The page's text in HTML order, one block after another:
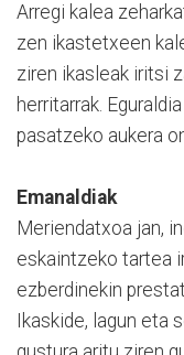
Arregi kalea
zen ikastetxeen
ziren ikasleak iritsi
herritarrak.
pasatzeko aukera
Emanaldiak
Meriendatxoa jan,
eskaintzeko tartea
ezberdinekin
Ikaskide, lagun eta